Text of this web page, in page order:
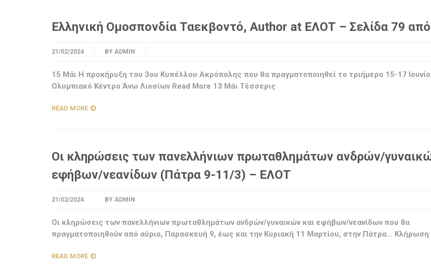
Ελληνική Ομοσπονδία Ταεκβοντό, Author at ΕΛΟΤ – Σελίδα 79
21/02/2024 BY ADMIN
15 Μάι Η προκήρυξη του 3ου Κυπέλλου Ακρόπολης που θα πραγματοποιηθεί το τριήμερο 15-17
Ολυμπιακό Κέντρο Άνω Λιοσίων Read More 13 Μάι Τέσσερις
READ MORE
Οι κληρώσεις των πανελλήνιων πρωταθλημάτων ανδρών/
εφήβων/νεανίδων (Πάτρα 9-11/3) – ΕΛΟΤ
21/02/2024 BY ADMIN
Οι κληρώσεις των πανελλήνιων πρωταθλημάτων ανδρών/γυναικών και εφήβων/νεανίδων που θα
πραγματοποιηθούν από αύριο, Παρασκευή 9, έως και την Κυριακή 11 Μαρτίου, στην Πάτρα…
READ MORE